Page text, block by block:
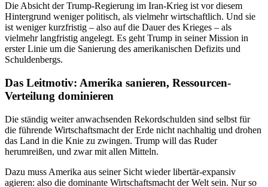
Die Absicht der Trump-Regierung im Iran-Krieg ist vor diesem
Hintergrund weniger politisch, als vielmehr wirtschaftlich. Und sie
ist weniger kurzfristig – also auf die Dauer des Krieges – als
vielmehr langfristig angelegt. Es geht Trump in seiner Mission in
erster Linie um die Sanierung des amerikanischen Defizits und
Schuldenbergs.
Das Leitmotiv: Amerika sanieren, Ressourcen-
Verteilung dominieren
Die ständig weiter anwachsenden Rekordschulden sind selbst für
die führende Wirtschaftsmacht der Erde nicht nachhaltig und drohen
das Land in die Knie zu zwingen. Trump will das Ruder
herumreißen, und zwar mit allen Mitteln.
Dazu muss Amerika aus seiner Sicht wieder libertär-expansiv
agieren: also die dominante Wirtschaftsmacht der Welt sein. Nur so